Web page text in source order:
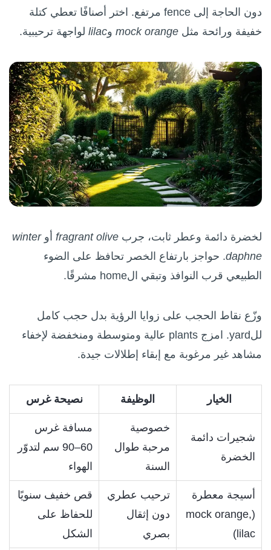
دون الحاجة إلى fence مرتفع. اختر أصنافًا تعطي كتلة
خفيفة ورائحة مثل mock orange وlilac لواجهة ترحيبية.
لخضرة دائمة وعطر ثابت، جرب fragrant olive أوwinter
daphne. حواجز بارتفاع الخصر تحافظ على الضوء
الطبيعي قرب النوافذ وتبقي الhome مشرقًا.
وزّع نقاط الحجب على زوايا الرؤية بدل حجب كامل
للyard. امزج plants عالية ومتوسطة ومنخفضة لإخفاء
مشاهد غير مرغوبة مع إبقاء إطلالات جيدة.
الخيار الوظيفة نصيحة غرس
شجيرات دائمة
الخضرة
خصوصية
مرحبة طوال
السنة
مسافة غرس
60–90 سم لتدوّر
الهواء
أسيجة معطرة
(mock orange,
lilac)
ترحيب عطري
دون إثقال
بصري
قص خفيف سنويًا
للحفاظ على
الشكل